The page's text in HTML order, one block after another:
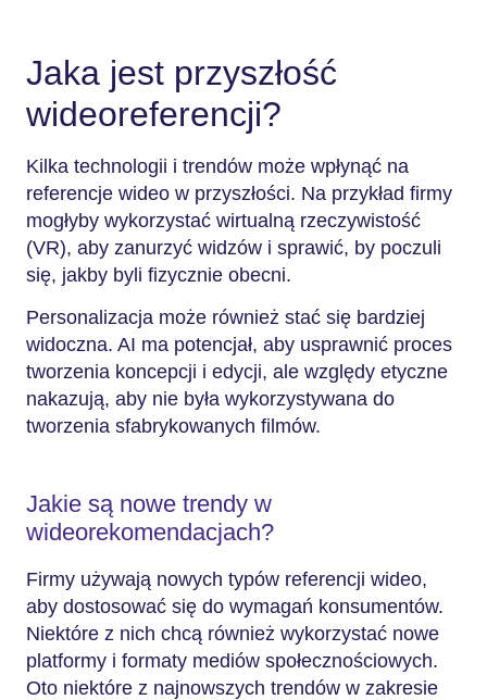
Jaka jest przyszłość
wideoreferencji?
Kilka technologii i trendów może wpłynąć na
referencje wideo w przyszłości. Na przykład firmy
mogłyby wykorzystać wirtualną rzeczywistość
(VR), aby zanurzyć widzów i sprawić, by poczuli
się, jakby byli fizycznie obecni.
Personalizacja może również stać się bardziej
widoczna. AI ma potencjał, aby usprawnić proces
tworzenia koncepcji i edycji, ale względy etyczne
nakazują, aby nie była wykorzystywana do
tworzenia sfabrykowanych filmów.
Jakie są nowe trendy w
wideorekomendacjach?
Firmy używają nowych typów referencji wideo,
aby dostosować się do wymagań konsumentów.
Niektóre z nich chcą również wykorzystać nowe
platformy i formaty mediów społecznościowych.
Oto niektóre z najnowszych trendów w zakresie